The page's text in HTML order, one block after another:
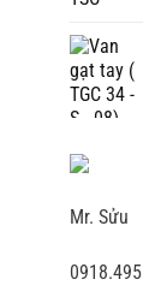
Mr. Sửu